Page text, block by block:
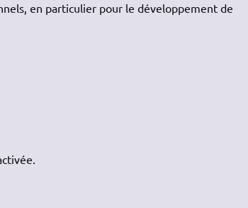
en particulier pour le développement de